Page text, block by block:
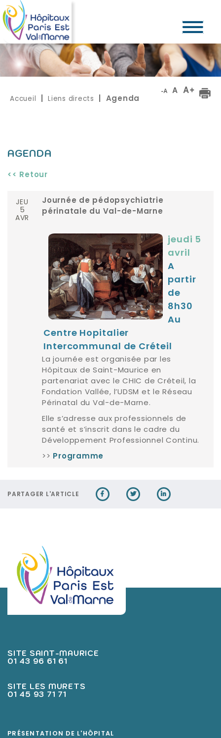
Accueil Liens directs | Agenda
AGENDA
<< Retour
JEU
5
AVR
Journée de pédopsychiatrie
périnatale du Val-de-Marne
jeudi 5
avril
A
partir
de
8h30
Au
Centre Hopitalier
Intercommunal de Créteil
La journée est organisée par les
Hôpitaux de Saint-Maurice en
partenariat avec le CHIC de Créteil, la
Fondation Vallée, l’UDSM et le Réseau
Périnatal du Val-de-Marne.
Elle s’adresse aux professionnels de
santé et s’inscrit dans le cadre du
Développement Professionnel Continu.
>> Programme
PARTAGER L'ARTICLE
SITE SAINT-MAURICE
01 43 96 61 61
SITE LES MURETS
01 45 93 71 71
PRÉSENTATION DE L'HÔPITAL